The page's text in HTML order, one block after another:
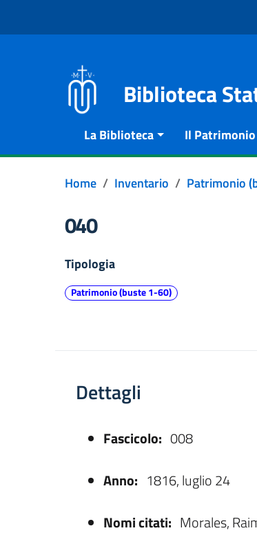
Biblioteca
La Biblioteca Il Patrimonio
Home Inventario Patrimonio
040
Tipologia
Patrimonio (buste 1-60)
Dettagli
Fascicolo: 008
Anno: 1816, luglio 24
Nomi citati: Morales,